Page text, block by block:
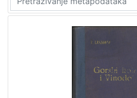
Obitelji Šubić, Zrinski i Frankopan